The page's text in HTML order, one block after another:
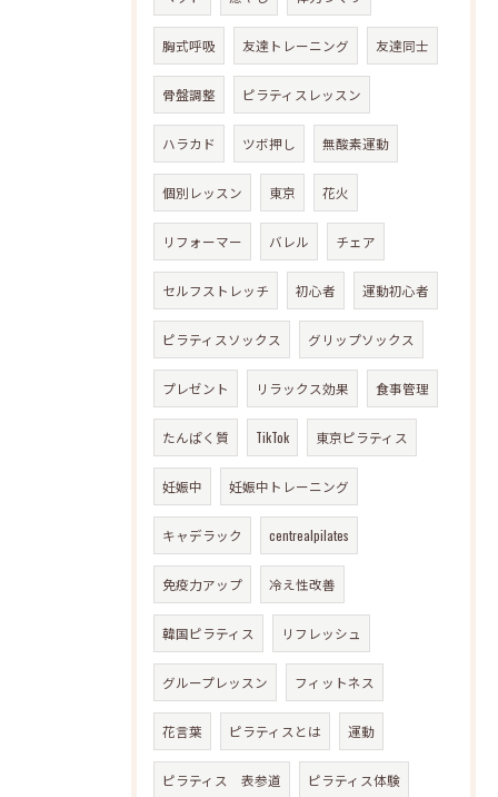
胸式呼吸 友達トレーニング 友達同士
骨盤調整 ピラティスレッスン
ハラカド ツボ押し 無酸素運動
個別レッスン 東京 花火
リフォーマー バレル チェア
セルフストレッチ 初心者 運動初心者
ピラティスソックス グリップソックス
プレゼント リラックス効果 食事管理
たんぱく質 TikTok 東京ピラティス
妊娠中 妊娠中トレーニング
キャデラック centrealpilates
免疫力アップ 冷え性改善
韓国ピラティス リフレッシュ
グループレッスン フィットネス
花言葉 ピラティスとは 運動
ピラティス 表参道 ピラティス体験